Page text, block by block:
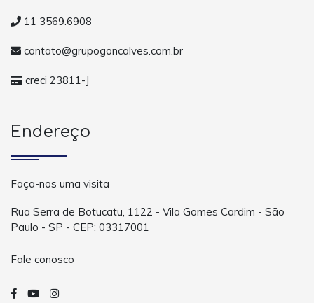
11 3569.6908
contato@grupogoncalves.com.br
creci 23811-J
Endereço
Faça-nos uma visita
Rua Serra de Botucatu, 1122 - Vila Gomes Cardim - São
Paulo - SP - CEP: 03317001
Fale conosco